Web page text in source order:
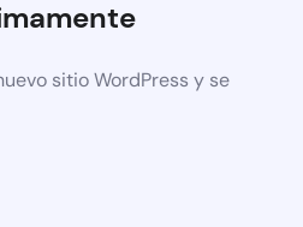
sitio WordPress y se